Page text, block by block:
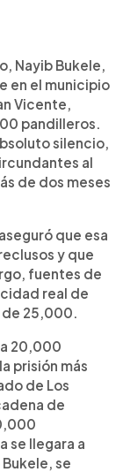
Nayib Bukele,
en el municipio
Vicente,
pandilleros.
silencio,
al
de dos meses
que esa
y que
fuentes de
real de
25,000.
20,000
prisión más
de Los
de
se llegara a
se